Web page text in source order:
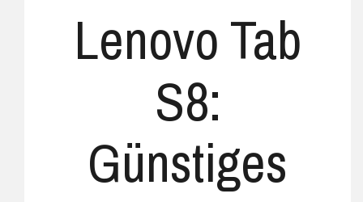
Lenovo Tab
S8:
Günstiges